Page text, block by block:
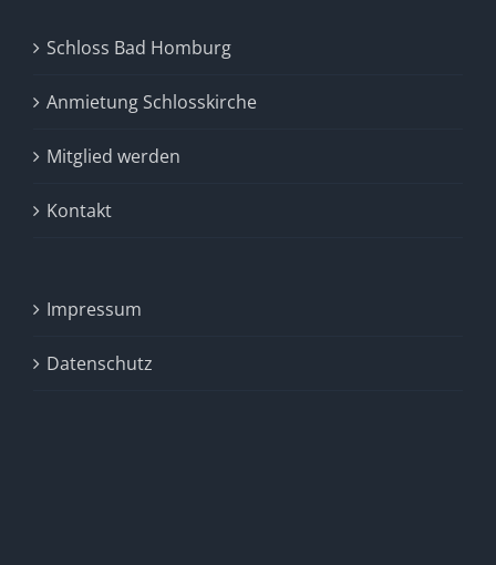
Schloss Bad Homburg
Anmietung Schlosskirche
Mitglied werden
Kontakt
Impressum
Datenschutz